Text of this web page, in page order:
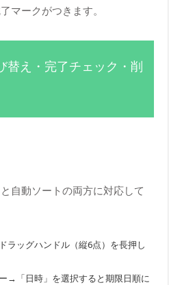
マークがつきます。
替え・完了チェック・削
自動ソートの両方に対応して
ラッグハンドル（縦6点）を長押し
→「日時」を選択すると期限日順に